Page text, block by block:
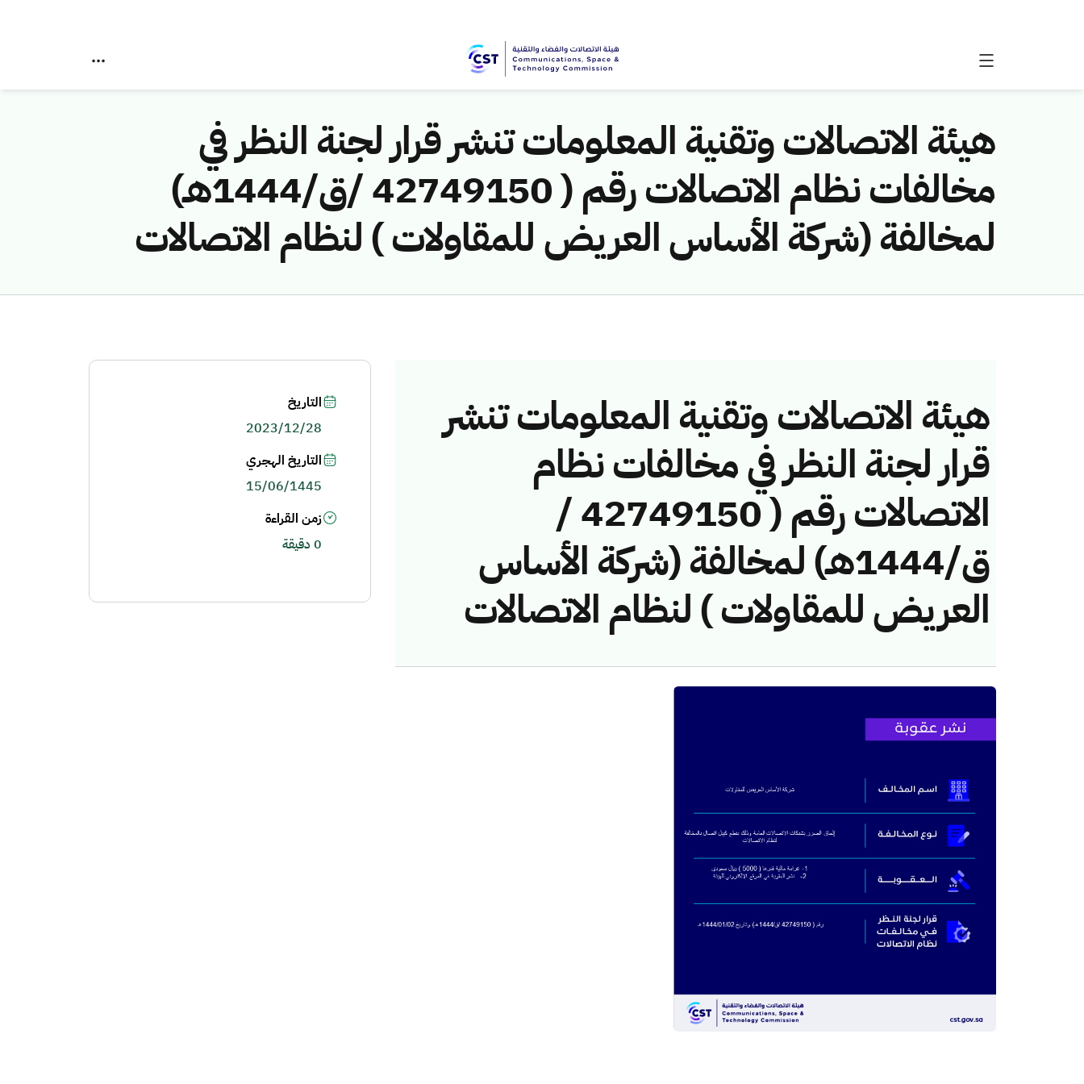
هيئة الاتصالات وتقنية المعلومات تنشر قرار لجنة النظر في
مخالفات نظام الاتصالات رقم ( 42749150 /ق/1444هـ)
لمخالفة (شركة الأساس العريض للمقاولات ) لنظام الاتصالات
هيئة الاتصالات وتقنية المعلومات تنشر
قرار لجنة النظر في مخالفات نظام
الاتصالات رقم ( 42749150 /
ق/1444هـ) لمخالفة (شركة الأساس
العريض للمقاولات ) لنظام الاتصالات
التاريخ
2023/12/28
التاريخ الهجري
15/06/1445
زمن القراءة
0 دقيقة